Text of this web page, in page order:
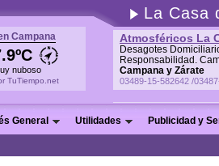
La Casa
Atmosféricos La
Desagotes
Responsabilidad.
Campana y Zárate
03489-15-582642 /
Campana
nuboso
TuTiempo.net
General Utilidades Publicidad y